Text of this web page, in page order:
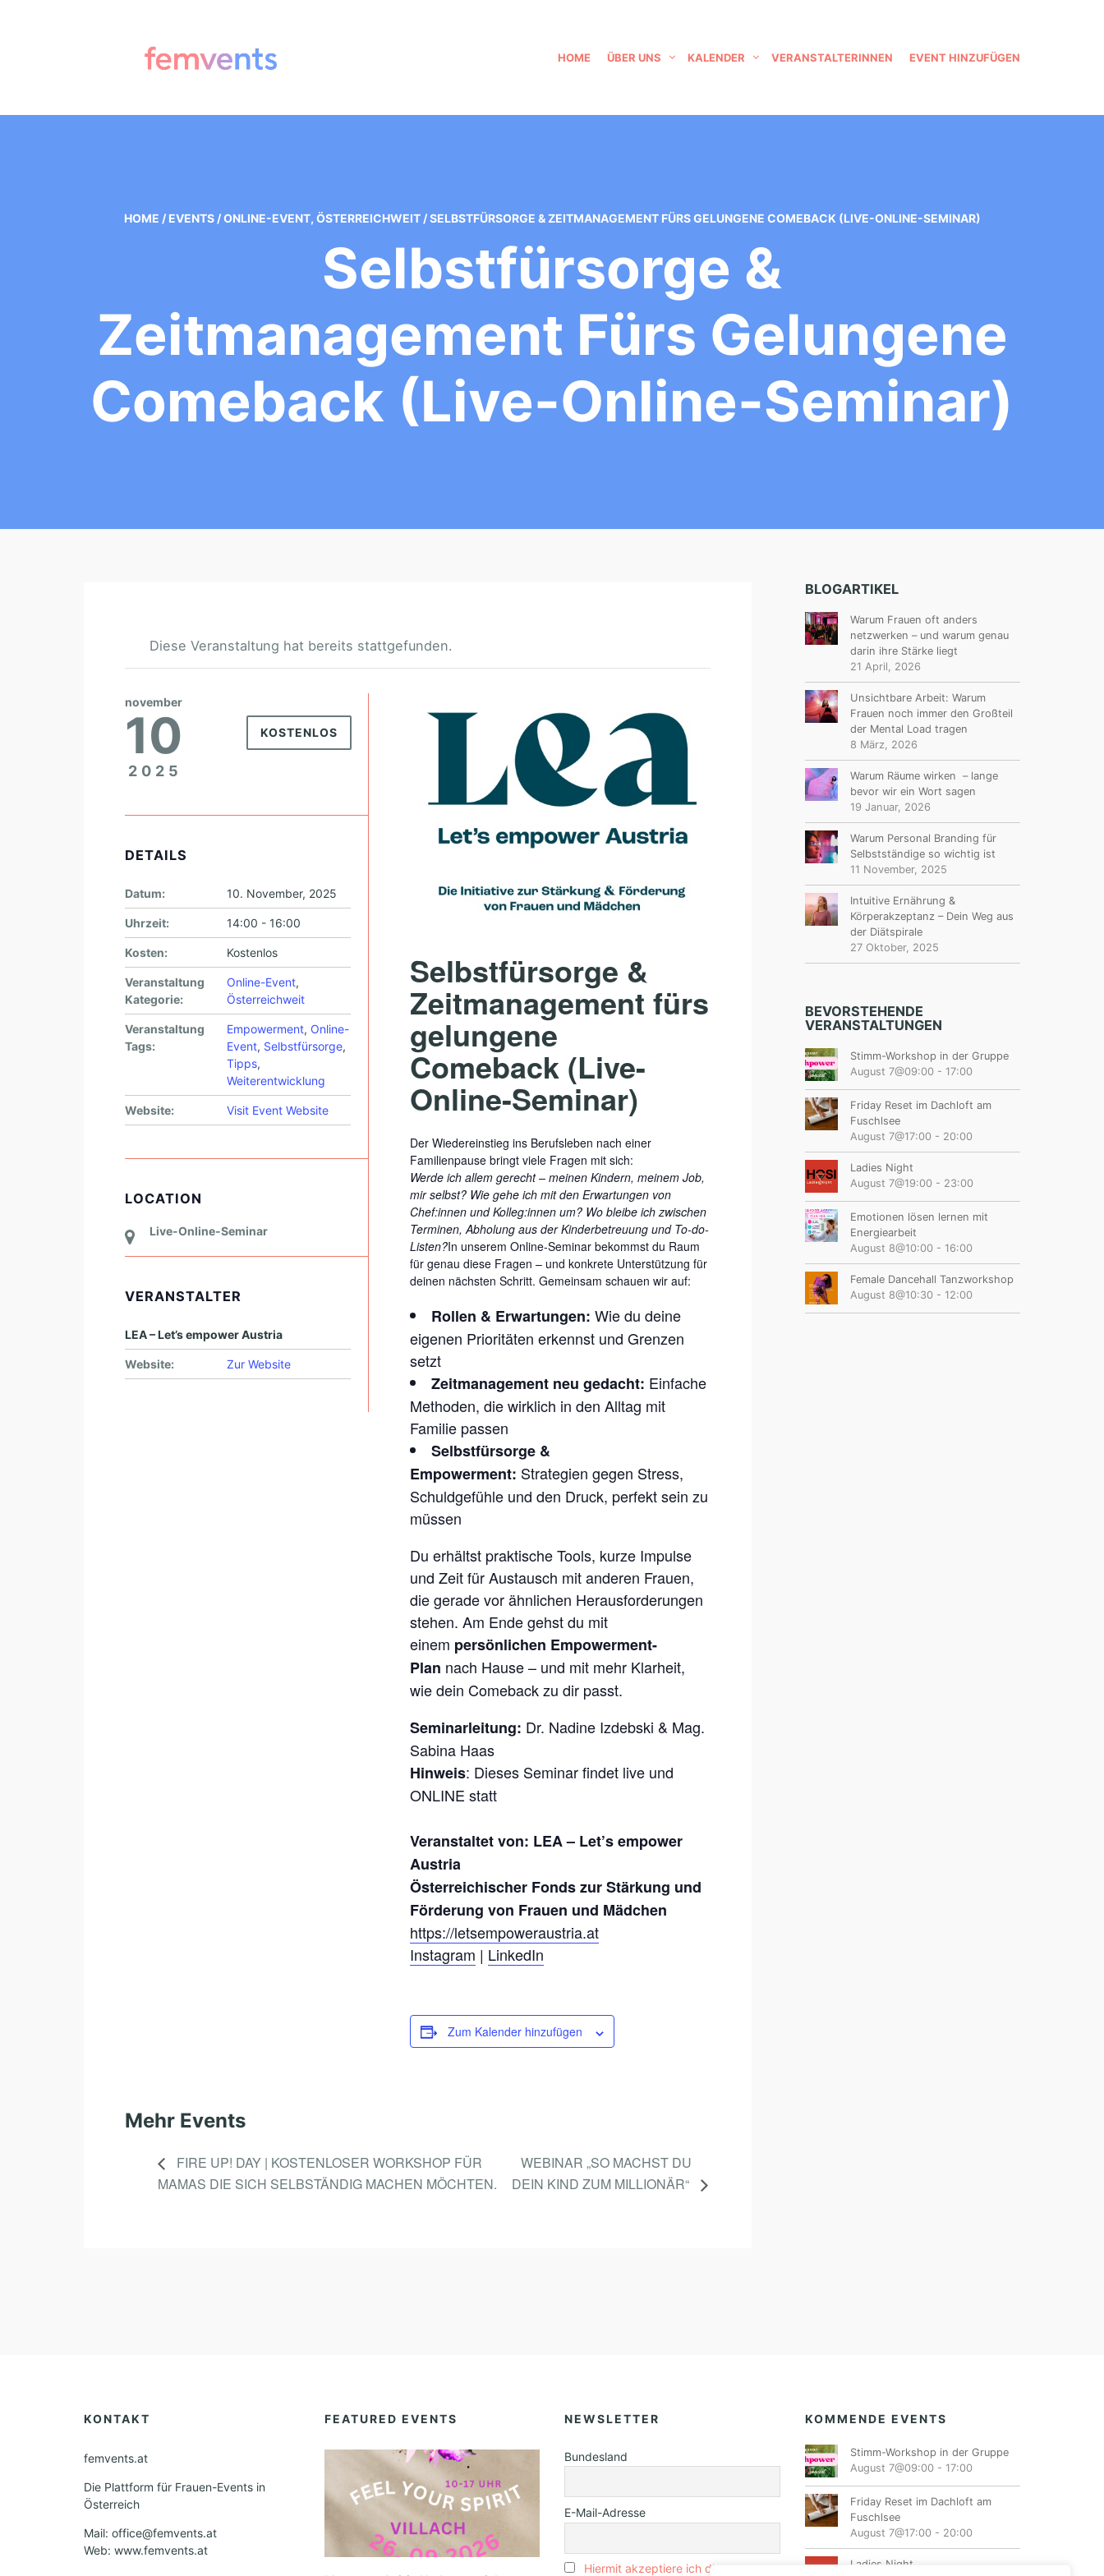
HOME ÜBER UNS KALENDER VERANSTALTERINNEN EVENT HINZUFÜGEN
HOME / EVENTS / ONLINE-EVENT, ÖSTERREICHWEIT / SELBSTFÜRSORGE & ZEITMANAGEMENT FÜRS GELUNGENE COMEBACK (LIVE-ONLINE-SEMINAR)
Selbstfürsorge &
Zeitmanagement Fürs Gelungene
Comeback (Live-Online-Seminar)
Diese Veranstaltung hat bereits stattgefunden.
R
G
E
&
Z
E
T
M
A
N
A
G
M
E
N
T
F
Ü
R
S
G
E
L
U
N
G
E
N
E
C
O
M
B
A
C
K
(
L
V
E
I
N
)
Selbstfürsorge &
Zeitmanagement fürs
gelungene
Comeback (Live-
Online-Seminar)
Der Wiedereinstieg ins Berufsleben nach einer
Familienpause bringt viele Fragen mit sich:
Werde ich allem gerecht – meinen Kindern, meinem Job,
mir selbst? Wie gehe ich mit den Erwartungen von
Chef:innen und Kolleg:innen um? Wo bleibe ich zwischen
Terminen, Abholung aus der Kinderbetreuung und To-do-
Listen?In unserem Online-Seminar bekommst du Raum
für genau diese Fragen – und konkrete Unterstützung für
deinen nächsten Schritt. Gemeinsam schauen wir auf:
Rollen & Erwartungen: Wie du deine
eigenen Prioritäten erkennst und Grenzen
setzt
Zeitmanagement neu gedacht: Einfache
Methoden, die wirklich in den Alltag mit
Familie passen
Selbstfürsorge &
Empowerment: Strategien gegen Stress,
Schuldgefühle und den Druck, perfekt sein zu
müssen
Du erhältst praktische Tools, kurze Impulse
und Zeit für Austausch mit anderen Frauen,
die gerade vor ähnlichen Herausforderungen
stehen. Am Ende gehst du mit
einem persönlichen Empowerment-
Plan nach Hause – und mit mehr Klarheit,
wie dein Comeback zu dir passt.
Seminarleitung: Dr. Nadine Izdebski & Mag.
Sabina Haas
Hinweis: Dieses Seminar findet live und
ONLINE statt
Veranstaltet von: LEA– Let’s empower
Austria
Österreichischer Fonds zur Stärkung und
Förderung von Frauen und Mädchen
https://letsempoweraustria.at
Instagram | LinkedIn
Zum Kalender hinzufügen
november
10
2025
KOSTENLOS
DETAILS
Datum: 10. November, 2025
Uhrzeit: 14:00 - 16:00
Kosten: Kostenlos
Veranstaltung
Kategorie:
Online-Event,
Österreichweit
Veranstaltung
Tags:
Empowerment, Online-
Event, Selbstfürsorge,
Tipps,
Weiterentwicklung
Website: Visit Event Website
LOCATION
Live-Online-Seminar
VERANSTALTER
LEA – Let’s empower Austria
Website: Zur Website
Mehr Events
FIRE UP! DAY | KOSTENLOSER WORKSHOP FÜR
MAMAS DIE SICH SELBSTÄNDIG MACHEN MÖCHTEN.
WEBINAR „SO MACHST DU
DEIN KIND ZUM MILLIONÄR“
BLOGARTIKEL
Warum Frauen oft anders
netzwerken – und warum genau
darin ihre Stärke liegt
21 April, 2026
Unsichtbare Arbeit: Warum
Frauen noch immer den Großteil
der Mental Load tragen
8 März, 2026
Warum Räume wirken – lange
bevor wir ein Wort sagen
19 Januar, 2026
Warum Personal Branding für
Selbstständige so wichtig ist
11 November, 2025
Intuitive Ernährung &
Körperakzeptanz – Dein Weg aus
der Diätspirale
27 Oktober, 2025
BEVORSTEHENDE
VERANSTALTUNGEN
Stimm-Workshop in der Gruppe
August 7@09:00- 17:00
Friday Reset im Dachloft am
Fuschlsee
August 7@17:00- 20:00
Ladies Night
August 7@19:00- 23:00
Emotionen lösen lernen mit
Energiearbeit
August 8@10:00- 16:00
Female Dancehall Tanzworkshop
August 8@10:30- 12:00
KONTAKT
femvents.at
Die Plattform für Frauen-Events in
Österreich
Mail: office@femvents.at
Web: www.femvents.at
FEATURED EVENTS NEWSLETTER
Bundesland
E-Mail-Adresse
Hiermit akzeptiere ich die
KOMMENDE EVENTS
Stimm-Workshop in der Gruppe
August 7@09:00- 17:00
Friday Reset im Dachloft am
Fuschlsee
August 7@17:00- 20:00
Ladies Night